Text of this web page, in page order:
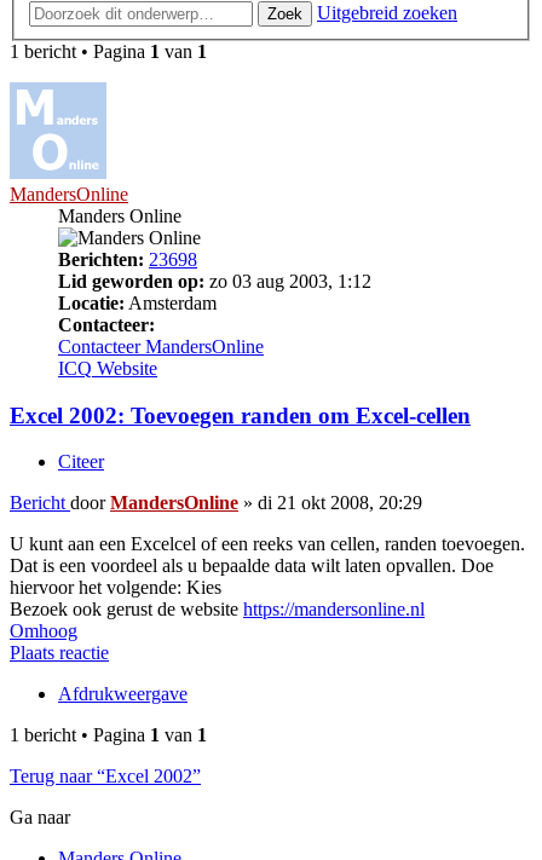
Zoek
Uitgebreid zoeken
1 bericht • Pagina 1 van 1
MandersOnline
Manders Online
Berichten: 23698
Lid geworden op: zo 03 aug 2003, 1:12
Locatie: Amsterdam
Contacteer:
Contacteer MandersOnline
ICQ Website
Excel 2002: Toevoegen randen om Excel-cellen
Citeer
Bericht doorMandersOnline » di 21 okt 2008, 20:29
U kunt aan een Excelcel of een reeks van cellen, randen toevoegen.
Dat is een voordeel als u bepaalde data wilt laten opvallen. Doe
hiervoor het volgende: Kies
Bezoek ook gerust de website https://mandersonline.nl
Omhoog
Plaats reactie
Afdrukweergave
1 bericht • Pagina 1 van 1
Terug naar “Excel 2002”
Ga naar